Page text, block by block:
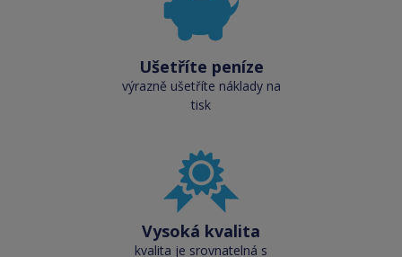
Ušetříte peníze
výrazně ušetříte náklady na
tisk
Vysoká kvalita
kvalita je srovnatelná s